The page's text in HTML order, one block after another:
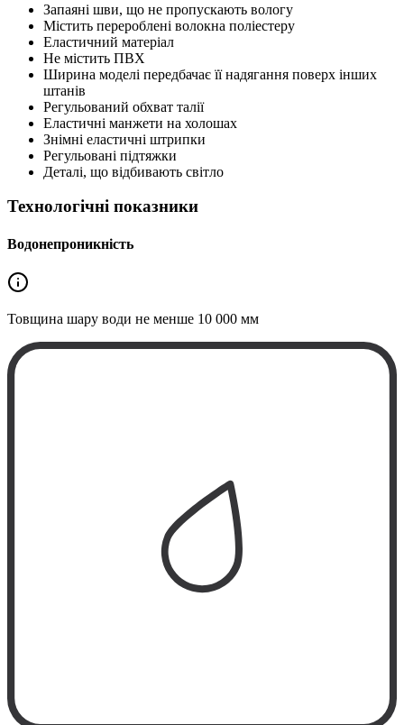
Запаяні шви, що не пропускають вологу
Містить перероблені волокна поліестеру
Еластичний матеріал
Не містить ПВХ
Ширина моделі передбачає її надягання поверх інших
штанів
Регульований обхват талії
Еластичні манжети на холошах
Знімні еластичні штрипки
Регульовані підтяжки
Деталі, що відбивають світло
Технологічні показники
Водонепроникність
Товщина шару води не менше 10 000 мм